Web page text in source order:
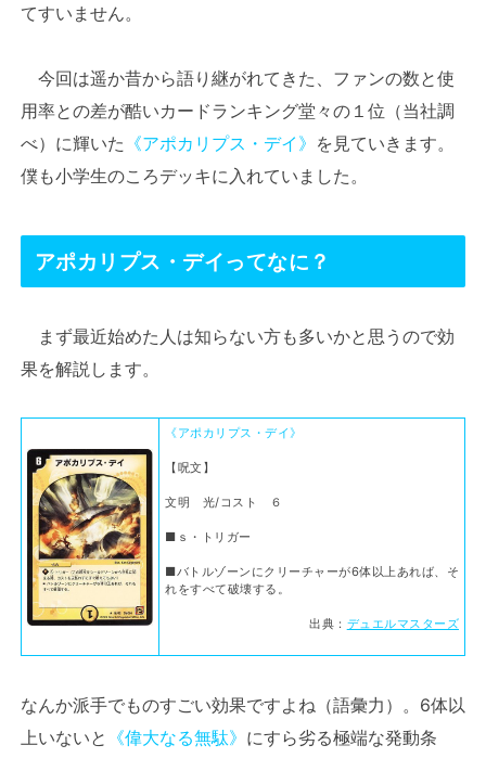
てすいません。
今回は遥か昔から語り継がれてきた、ファンの数と使
用率との差が酷いカードランキング堂々の１位（当社調
べ）に輝いた 《アポカリプス・デイ》 を見ていきます。
僕も小学生のころデッキに入れていました。
アポカリプス・デイってなに？
まず最近始めた人は知らない方も多いかと思うので効
果を解説します。
《アポカリプス・デイ》
【呪文】
文明 光/コスト ６
■ｓ・トリガー
■バトルゾーンにクリーチャーが6体以上あれば、そ
れをすべて破壊する。
出典： デュエルマスターズ
なんか派手でものすごい効果ですよね（語彙力）。6体以
上いないと 《偉大なる無駄》 にすら劣る極端な発動条